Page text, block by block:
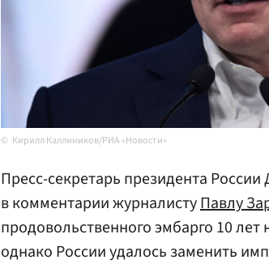
Кирилл Каллиников/РИА «Новости»
Пресс-секретарь президента
в комментарии журналистуПавлу
продовольственного эмбарго 10
однако России удалось заменить